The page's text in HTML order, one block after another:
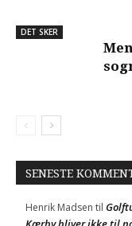
DET SKER
SENESTE
Henrik Madsen til